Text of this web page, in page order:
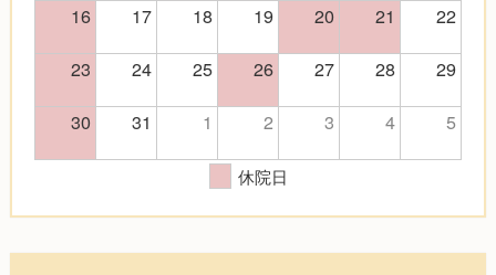
16
17 18 19 20 21
22
23
24 25 26 27 28
29
30
31 1 2 3 4 5
休院日